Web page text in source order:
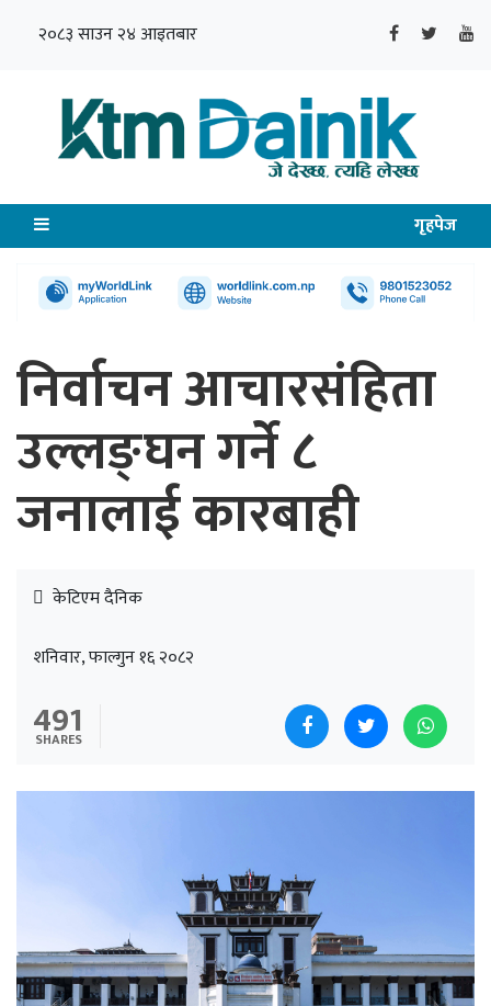
२०८३ साउन २४ आइतबार
गृहपेज
निर्वाचन आचारसंहिता
उल्लङ्घन गर्ने ८
जनालाई कारबाही
केटिएम दैनिक
शनिवार, फाल्गुन १६ २०८२
491
SHARES